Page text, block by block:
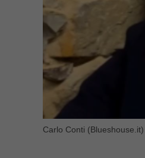
Carlo Conti (Blueshouse.it)